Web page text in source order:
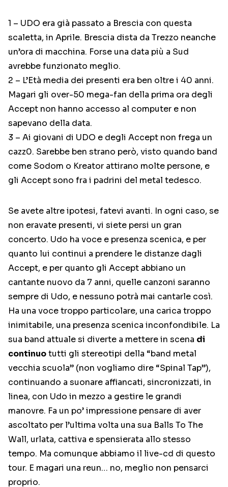
1 – UDO era già passato a Brescia con questa
scaletta, in Aprile. Brescia dista da Trezzo neanche
un’ora di macchina. Forse una data più a Sud
avrebbe funzionato meglio.
2 – L’Età media dei presenti era ben oltre i 40 anni.
Magari gli over-50 mega-fan della prima ora degli
Accept non hanno accesso al computer e non
sapevano della data.
3 – Ai giovani di UDO e degli Accept non frega un
cazz0. Sarebbe ben strano però, visto quando band
come Sodom o Kreator attirano molte persone, e
gli Accept sono fra i padrini del metal tedesco.
Se avete altre ipotesi, fatevi avanti. In ogni caso, se
non eravate presenti, vi siete persi un gran
concerto. Udo ha voce e presenza scenica, e per
quanto lui continui a prendere le distanze dagli
Accept, e per quanto gli Accept abbiano un
cantante nuovo da 7 anni, quelle canzoni saranno
sempre di Udo, e nessuno potrà mai cantarle così.
Ha una voce troppo particolare, una carica troppo
inimitabile, una presenza scenica inconfondibile. La
sua band attuale si diverte a mettere in scena di
continuotutti gli stereotipi della “band metal
vecchia scuola” (non vogliamo dire “Spinal Tap”),
continuando a suonare affiancati, sincronizzati, in
linea, con Udo in mezzo a gestire le grandi
manovre. Fa un po’ impressione pensare di aver
ascoltato per l’ultima volta una sua Balls To The
Wall, urlata, cattiva e spensierata allo stesso
tempo. Ma comunque abbiamo il live-cd di questo
tour. E magari una reun… no, meglio non pensarci
proprio.